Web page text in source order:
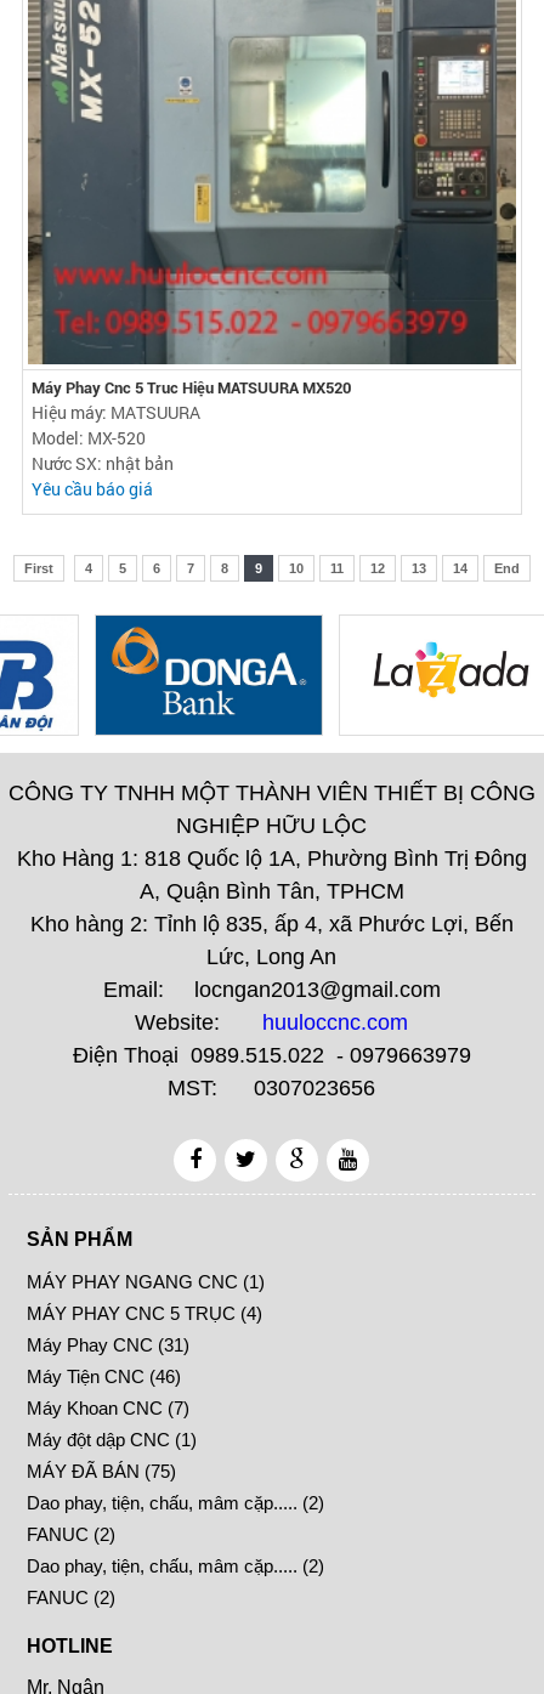
Máy Phay Cnc 5 Truc Hiệu MATSUURA MX520
Hiệu máy: MATSUURA
Model: MX-520
Nước SX: nhật bản
Yêu cầu báo giá
First 4 5 6 7 8 9 10 11 12 13 14 End
CÔNG TY TNHH MỘT THÀNH VIÊN THIẾT BỊ CÔNG
NGHIỆP HỮU LỘC
Kho Hàng 1: 818 Quốc lộ 1A, Phường Bình Trị Đông
A, Quận Bình Tân, TPHCM
Kho hàng 2: Tỉnh lộ 835, ấp 4, xã Phước Lợi, Bến
Lức, Long An
Email: locngan2013@gmail.com
Website: huuloccnc.com
Điện Thoại 0989.515.022 - 0979663979
MST: 0307023656
SẢN PHẨM
MÁY PHAY NGANG CNC (1)
MÁY PHAY CNC 5 TRỤC (4)
Máy Phay CNC (31)
Máy Tiện CNC (46)
Máy Khoan CNC (7)
Máy đột dập CNC (1)
MÁY ĐÃ BÁN (75)
Dao phay, tiện, chấu, mâm cặp..... (2)
FANUC (2)
Dao phay, tiện, chấu, mâm cặp..... (2)
FANUC (2)
HOTLINE
Mr. Ngân